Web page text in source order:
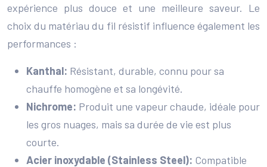
expérience plus douce et une meilleure saveur. Le
choix du matériau du fil résistif influence également les
performances :
Kanthal: Résistant, durable, connu pour sa
chauffe homogène et sa longévité.
Nichrome: Produit une vapeur chaude, idéale pour
les gros nuages, mais sa durée de vie est plus
courte.
Acier inoxydable (Stainless Steel): Compatible